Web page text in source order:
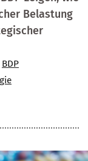
Belastung
BDP